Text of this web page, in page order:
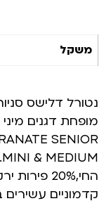
משקל
נטורל דלישס
SENIOR
קדמוניים עשירים